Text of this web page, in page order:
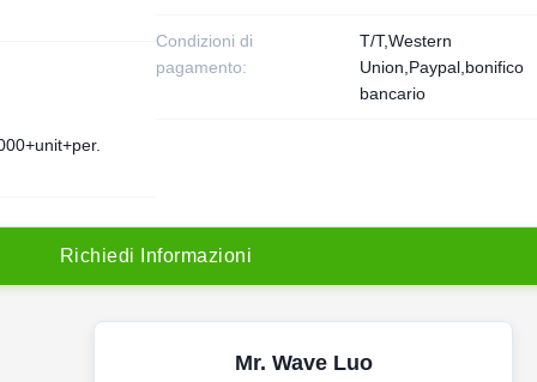
Condizioni di
pagamento:
T/T,Western
Union,Paypal,bonifico
bancario
Richiedi nformazioni
Mr. Wave Luo